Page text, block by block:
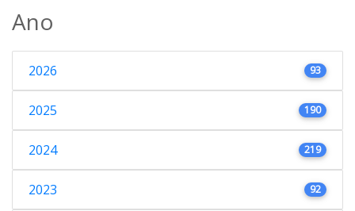
Ano
2026 93
2025 190
2024 219
2023 92